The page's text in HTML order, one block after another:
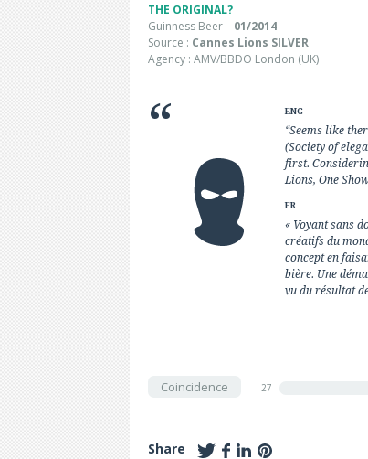
THE ORIGINAL?
Guinness Beer – 01/2014
Source : Cannes Lions SILVER
Agency : AMV/BBDO London (UK)
ENG
“Seems like
(Society of
first.
Lions, One
FR
« Voyant sans
créatifs du
concept en
bière. Une
vu du résultat
Coincidence 27
Share